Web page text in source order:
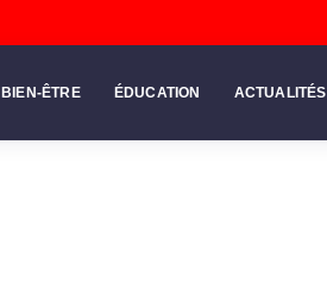
BIEN-ÊTRE ÉDUCATION ACTUALITÉS